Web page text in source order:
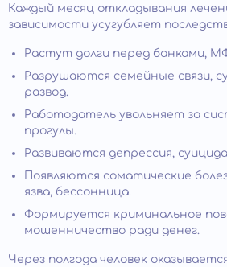
Каждый месяц откладывания
зависимости усугубляет
Растут долги перед банками,
Разрушаются семейные связи,
развод.
Работодатель увольняет за
прогулы.
Развиваются депрессия,
Появляются соматические
язва, бессонница.
Формируется криминальное
мошенничество ради денег.
Через полгода человек